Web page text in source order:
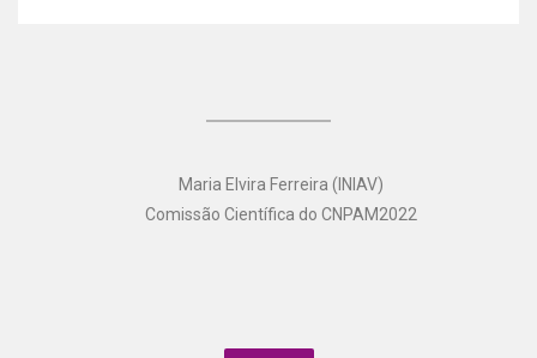
Maria Elvira Ferreira (INIAV)
Comissão Científica do CNPAM2022